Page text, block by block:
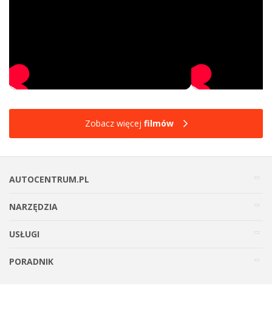
Zobacz więcej filmów
AUTOCENTRUM.PL
NARZĘDZIA
USŁUGI
PORADNIK